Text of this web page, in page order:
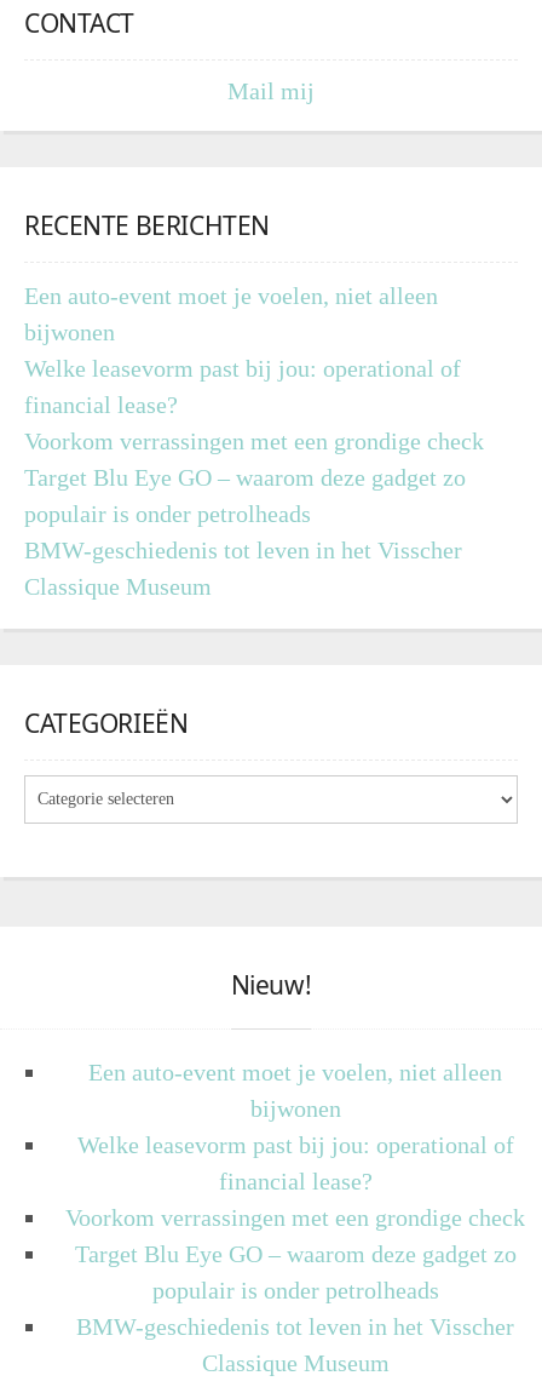
CONTACT
Mail mij
RECENTE BERICHTEN
Een auto-event moet je voelen, niet alleen
bijwonen
Welke leasevorm past bij jou: operational of
financial lease?
Voorkom verrassingen met een grondige check
Target Blu Eye GO – waarom deze gadget zo
populair is onder petrolheads
BMW-geschiedenis tot leven in het Visscher
Classique Museum
CATEGORIEËN
Nieuw!
Een auto-event moet je voelen, niet alleen
bijwonen
Welke leasevorm past bij jou: operational of
financial lease?
Voorkom verrassingen met een grondige check
Target Blu Eye GO – waarom deze gadget zo
populair is onder petrolheads
BMW-geschiedenis tot leven in het Visscher
Classique Museum